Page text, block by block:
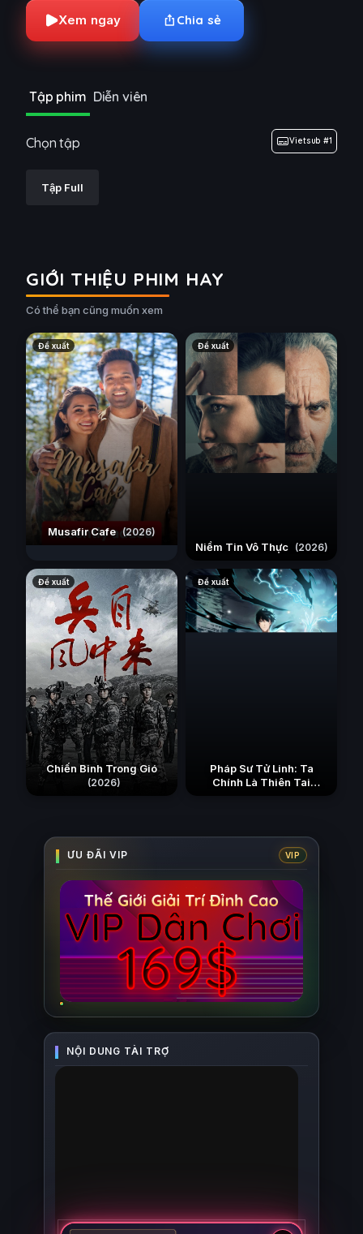
Xem ngay Chia sẻ
Tập phim Diễn viên
Chọn tập Vietsub #1
Tập Full
GIỚI THIỆU PHIM HAY
Có thể bạn cũng muốn xem
Đề xuất
Musafir Cafe (2026)
Đề xuất
Niềm Tin Vô Thực (2026)
Đề xuất
Chiến Binh Trong Gió
(2026)
Đề xuất
Pháp Sư Tử Linh: Ta
Chính Là Thiên Tai